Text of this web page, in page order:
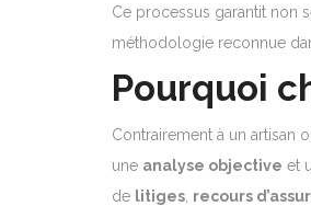
Ce processus garantit non
méthodologie reconnue
Pourquoi
Contrairement à un artisan
une analyse objective et
de litiges recours